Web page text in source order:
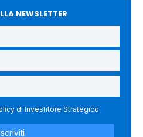
NEWSLETTER